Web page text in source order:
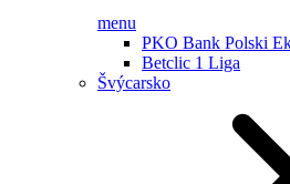
menu
PKO Bank Polski
Betclic 1 Liga
Švýcarsko